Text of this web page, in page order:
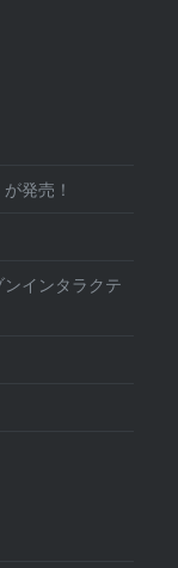
発売！
インタラクテ